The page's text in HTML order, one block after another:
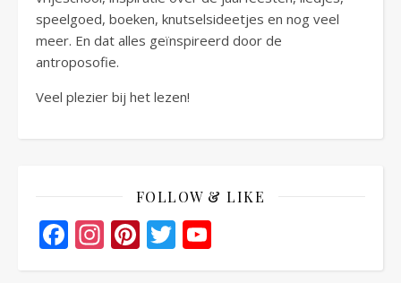
speelgoed, boeken, knutselsideetjes en nog veel
meer. En dat alles geïnspireerd door de
antroposofie.
Veel plezier bij het lezen!
FOLLOW & LIKE
Facebook
Instagram
Pinterest
Twitter
Channel